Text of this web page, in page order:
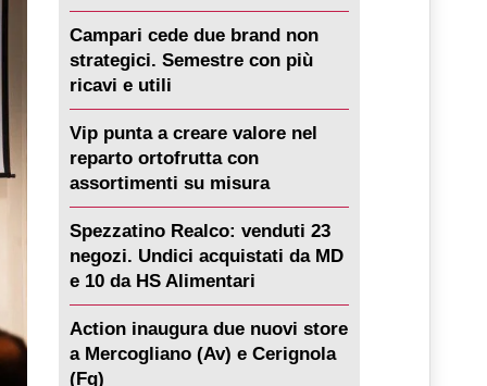
Campari cede due brand non
strategici. Semestre con più
ricavi e utili
Vip punta a creare valore nel
reparto ortofrutta con
assortimenti su misura
Spezzatino Realco: venduti 23
negozi. Undici acquistati da MD
e 10 da HS Alimentari
Action inaugura due nuovi store
a Mercogliano (Av) e Cerignola
(Fg)